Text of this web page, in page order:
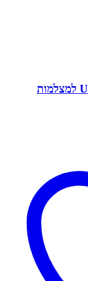
התקן קיבוע לקיר פינתי UNI-CMA3 למצלמות